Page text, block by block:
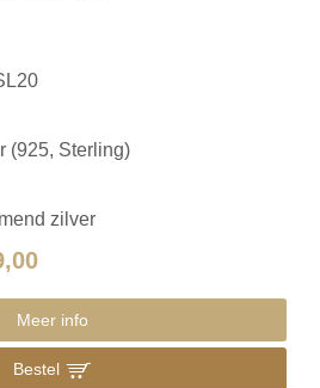
(925, Sterling)
zilver
Meer info
Bestel